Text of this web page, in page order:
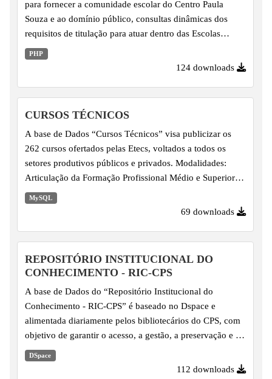
para fornecer a comunidade escolar do Centro Paula
Souza e ao domínio público, consultas dinâmicas dos
requisitos de titulação para atuar dentro das Escolas
Técnicas do Centro Paula Souza. Nestas consultas é
possível obter informações sobre as Habilitações existente
PHP
124 downloads
CURSOS TÉCNICOS
A base de Dados “Cursos Técnicos” visa publicizar os
262 cursos ofertados pelas Etecs, voltados a todos os
setores produtivos públicos e privados. Modalidades:
Articulação da Formação Profissional Médio e Superior -
AMAS, Curso Técnico Integrada ao Ensino Médio - EJA,
Cursos Técnicos - Modalidade Aberta, Cursos Técnicos -
profissional - M-Q-Tec, Ensino Médio integrado ao
técnico em período integral - M-Tec-PI, Ensino Médio
integrado ao...
MySQL
69 downloads
REPOSITÓRIO INSTITUCIONAL DO
CONHECIMENTO - RIC-CPS
A base de Dados do “Repositório Institucional do
Conhecimento - RIC-CPS” é baseado no Dspace e
alimentada diariamente pelos bibliotecários do CPS, com
objetivo de garantir o acesso, a gestão, a preservação e a
disseminação da produção científica, técnica, tecnológica,
artística-cultural e técnica-administrativo produzida em
DSpace
112 downloads